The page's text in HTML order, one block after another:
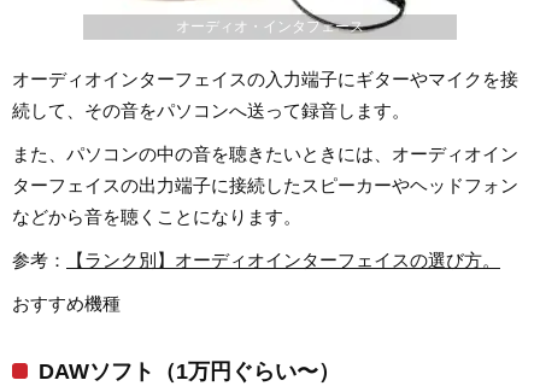
オーディオ・インタフェース
オーディオインターフェイスの入力端子にギターやマイクを接
続して、その音をパソコンへ送って録音します。
また、パソコンの中の音を聴きたいときには、オーディオイン
ターフェイスの出力端子に接続したスピーカーやヘッドフォン
などから音を聴くことになります。
参考： 【ランク別】オーディオインターフェイスの選び方。
おすすめ機種
DAWソフト（1万円ぐらい〜）